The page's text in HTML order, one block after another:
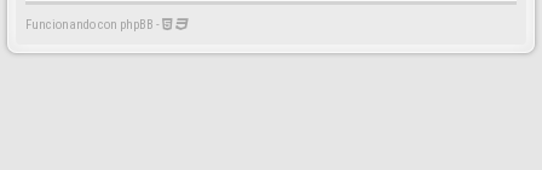
Funcionando con phpBB -